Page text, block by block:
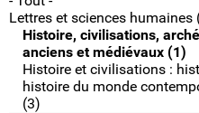
Lettres et sciences humaines
Histoire, civilisations,
anciens et médiévaux (1)
Histoire et civilisations :
histoire du monde
(3)